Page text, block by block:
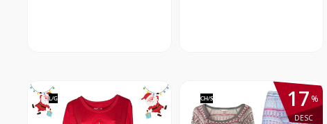
L/G CH/S %
DESC
17